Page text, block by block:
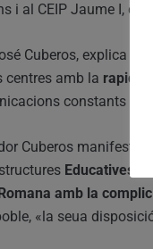
i al CEIP Jaume I,
Cuberos, explica
centres amb la
constants
Cuberos manifesta
Educatives
amb la
«la seua